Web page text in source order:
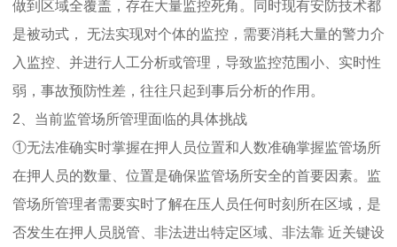
做到区域全覆盖，存在大量监控死角。同时现有安防技术都
是被动式， 无法实现对个体的监控，需要消耗大量的警力介
入监控、并进行人工分析或管理，导致监控范围小、实时性
弱，事故预防性差，往往只起到事后分析的作用。
2、当前监管场所管理面临的具体挑战
①无法准确实时掌握在押人员位置和人数准确掌握监管场所
在押人员的数量、位置是确保监管场所安全的首要因素。监
管场所管理者需要实时了解在压人员任何时刻所在区域，是
否发生在押人员脱管、非法进出特定区域、非法靠 近关键设